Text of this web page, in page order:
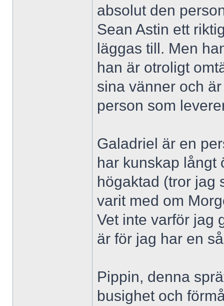
absolut den
Sean Astin ett
läggas till. Men
han är otroligt
sina vänner och
person som
Galadriel är en
har kunskap långt
högaktad (tror jag
varit med om
Vet inte varför jag
är för jag har en
Pippin, denna
busighet och